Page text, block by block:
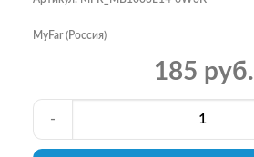
MyFar (Россия)
185 руб.
-